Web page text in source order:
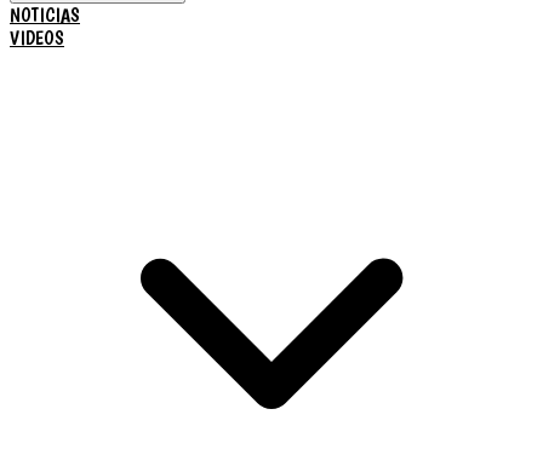
NOTICIAS
VIDEOS